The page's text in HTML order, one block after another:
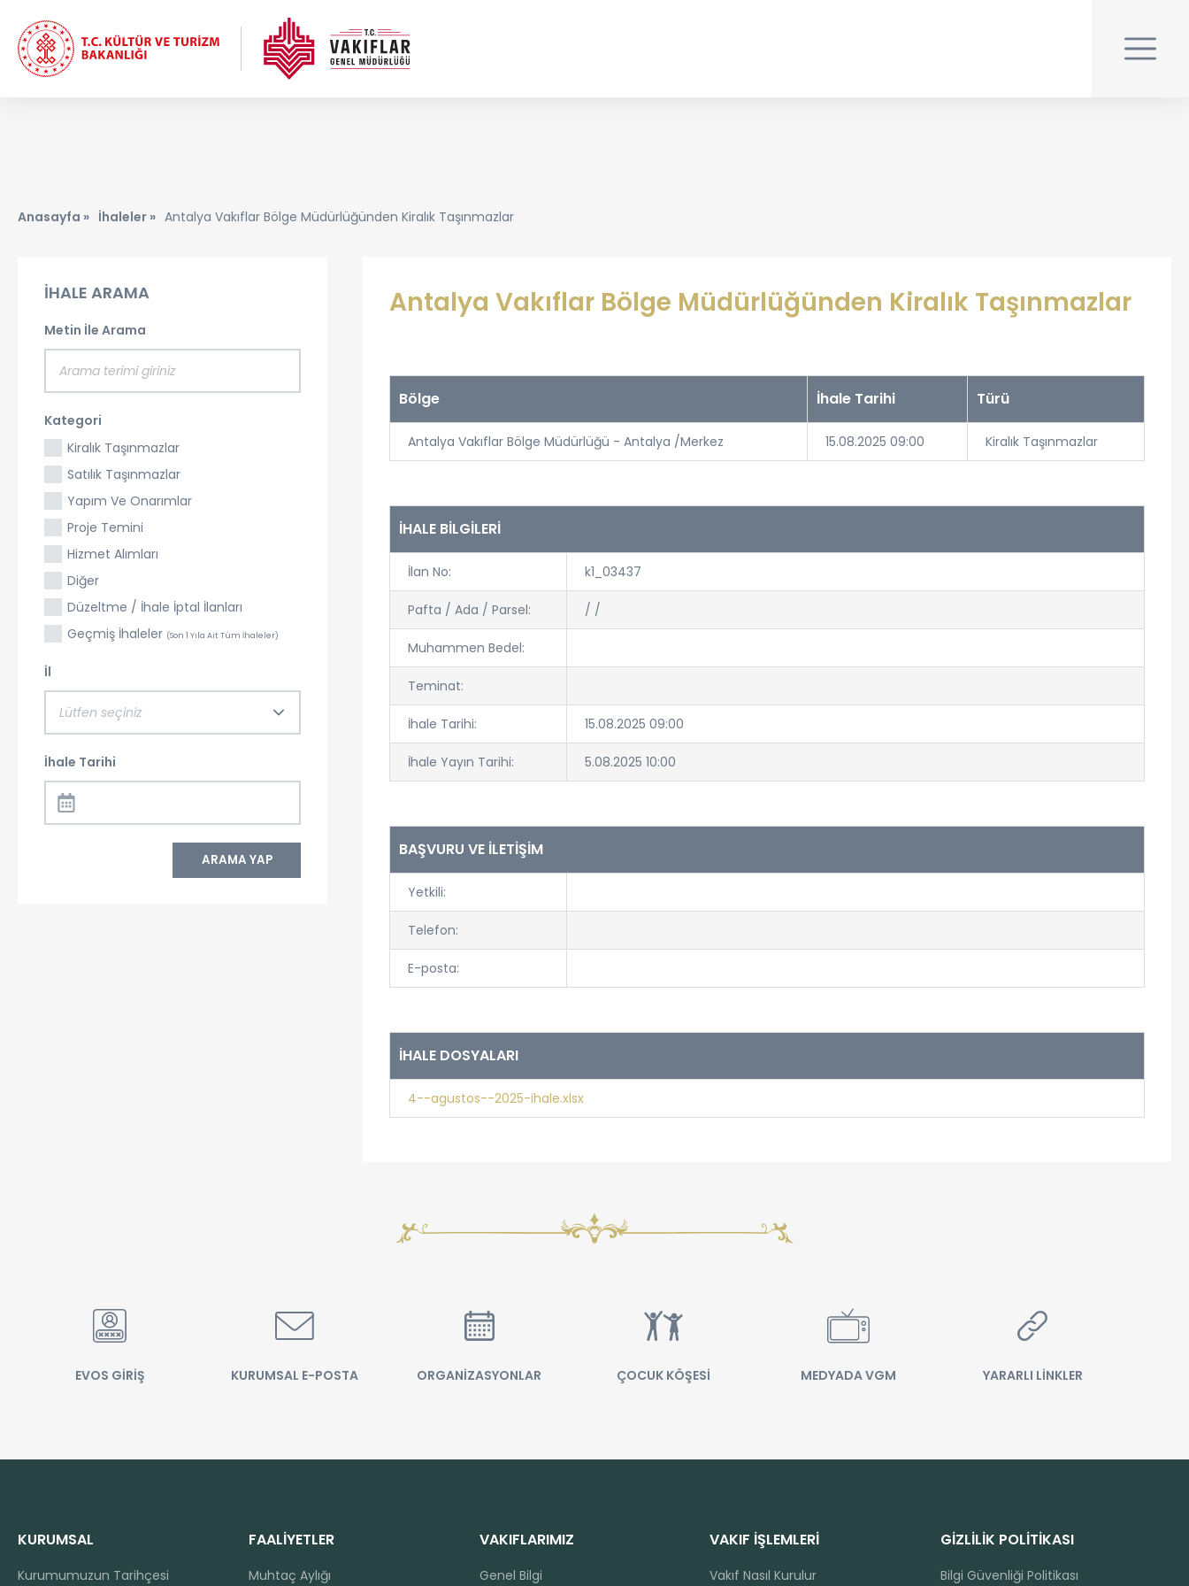
Anasayfa » İhaleler » Antalya Vakıflar Bölge Müdürlüğünden Kiralık Taşınmazlar
İHALE ARAMA
Metin İle Arama
Kategori
Kiralık Taşınmazlar
Satılık Taşınmazlar
Yapım Ve Onarımlar
Proje Temini
Hizmet Alımları
Diğer
Düzeltme / İhale İptal İlanları
Geçmiş İhaleler (Son 1 Yıla Ait Tüm İhaleler)
İl
Lütfen seçiniz
İhale Tarihi
Antalya Vakıflar Bölge Müdürlüğünden Kiralık Taşınmazlar
Bölge İhale Tarihi Türü
Antalya Vakıflar Bölge Müdürlüğü - Antalya /Merkez 15.08.2025 09:00 Kiralık Taşınmazlar
İHALE BİLGİLERİ
İlan No: k1_03437
Pafta / Ada / Parsel: / /
Muhammen Bedel:
Teminat:
İhale Tarihi: 15.08.2025 09:00
İhale Yayın Tarihi: 5.08.2025 10:00
BAŞVURU VE İLETİŞİM
Yetkili:
Telefon:
E-posta:
İHALE DOSYALARI
4--agustos--2025-ihale.xlsx
EVOS GİRİŞ KURUMSAL E-POSTA ORGANİZASYONLAR ÇOCUK KÖŞESİ MEDYADA VGM YARARLI LİNKLER
KURUMSAL
Kurumumuzun Tarihçesi
FAALİYETLER
Muhtaç Aylığı
VAKIFLARIMIZ
Genel Bilgi
VAKIF İŞLEMLERİ
Vakıf Nasıl Kurulur
GİZLİLİK POLİTİKASI
Bilgi Güvenliği Politikası